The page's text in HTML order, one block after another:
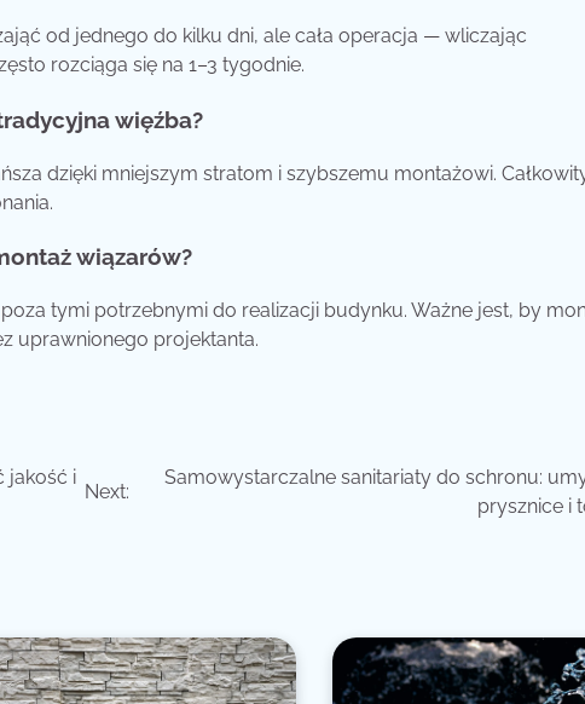
od jednego do kilku dni, ale cała operacja — wliczając
rozciąga się na 1–3 tygodnie.
więźba?
dzięki mniejszym stratom i szybszemu montażowi.
wiązarów?
tymi potrzebnymi do realizacji budynku. Ważne jest, by
uprawnionego projektanta.
jakość i
Next:
Samowystarczalne sanitariaty do schronu:
prysznice i